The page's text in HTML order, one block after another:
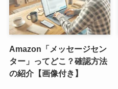
Amazon「メッセージセン
ター」ってどこ？確認方法
の紹介【画像付き】